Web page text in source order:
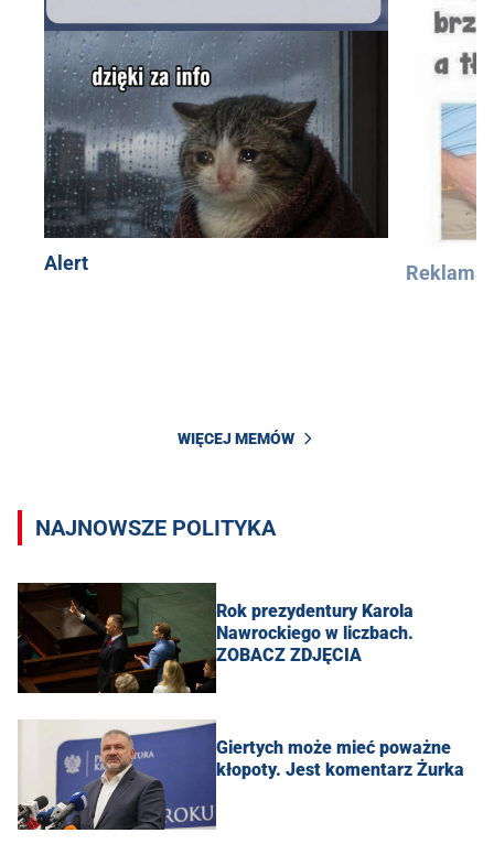
Alert Reklama
WIĘCEJ MEMÓW
NAJNOWSZE POLITYKA
Rok prezydentury Karola
Nawrockiego w liczbach.
ZOBACZ ZDJĘCIA
Giertych może mieć poważne
kłopoty. Jest komentarz Żurka